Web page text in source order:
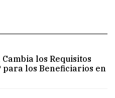
los Requisitos
para los Beneficiarios en